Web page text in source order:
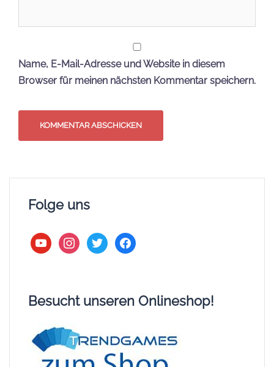
Name, E-Mail-Adresse und Website in diesem
Browser für meinen nächsten Kommentar speichern.
Folge uns
youtubeinstagram
twitter facebook
Besucht unseren Onlineshop!